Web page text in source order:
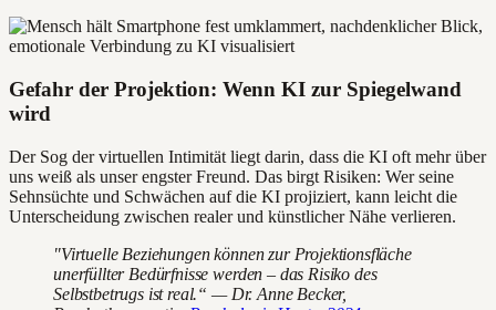
Gefahr der Projektion: Wenn KI zur Spiegelwand
wird
Der Sog der virtuellen Intimität liegt darin, dass die KI oft mehr über
uns weiß als unser engster Freund. Das birgt Risiken: Wer seine
Sehnsüchte und Schwächen auf die KI projiziert, kann leicht die
Unterscheidung zwischen realer und künstlicher Nähe verlieren.
"Virtuelle Beziehungen können zur Projektionsfläche
unerfüllter Bedürfnisse werden – das Risiko des
Selbstbetrugs ist real.“ — Dr. Anne Becker,